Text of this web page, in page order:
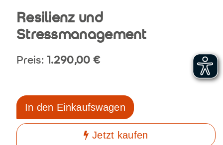
Resilienz und
Stressmanagement
Preis: 1.290,00 €
In den Einkaufswagen
Jetzt kaufen